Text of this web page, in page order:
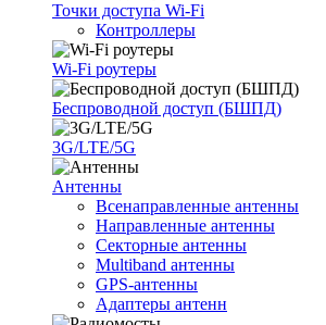
Точки доступа Wi-Fi
Контроллеры
Wi-Fi роутеры
Беспроводной доступ (БШПД)
3G/LTE/5G
Антенны
Всенаправленные антенны
Направленные антенны
Секторные антенны
Multiband антенны
GPS-антенны
Адаптеры антенн